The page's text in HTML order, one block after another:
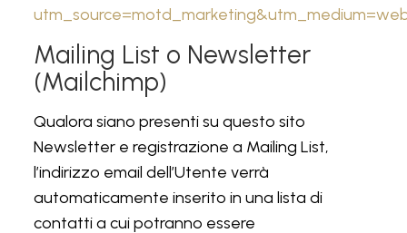
Mailing List o Newsletter
(Mailchimp)
Qualora siano presenti su questo sito
Newsletter e registrazione a Mailing List,
l’indirizzo email dell’Utente verrà
automaticamente inserito in una lista di
contatti a cui potranno essere